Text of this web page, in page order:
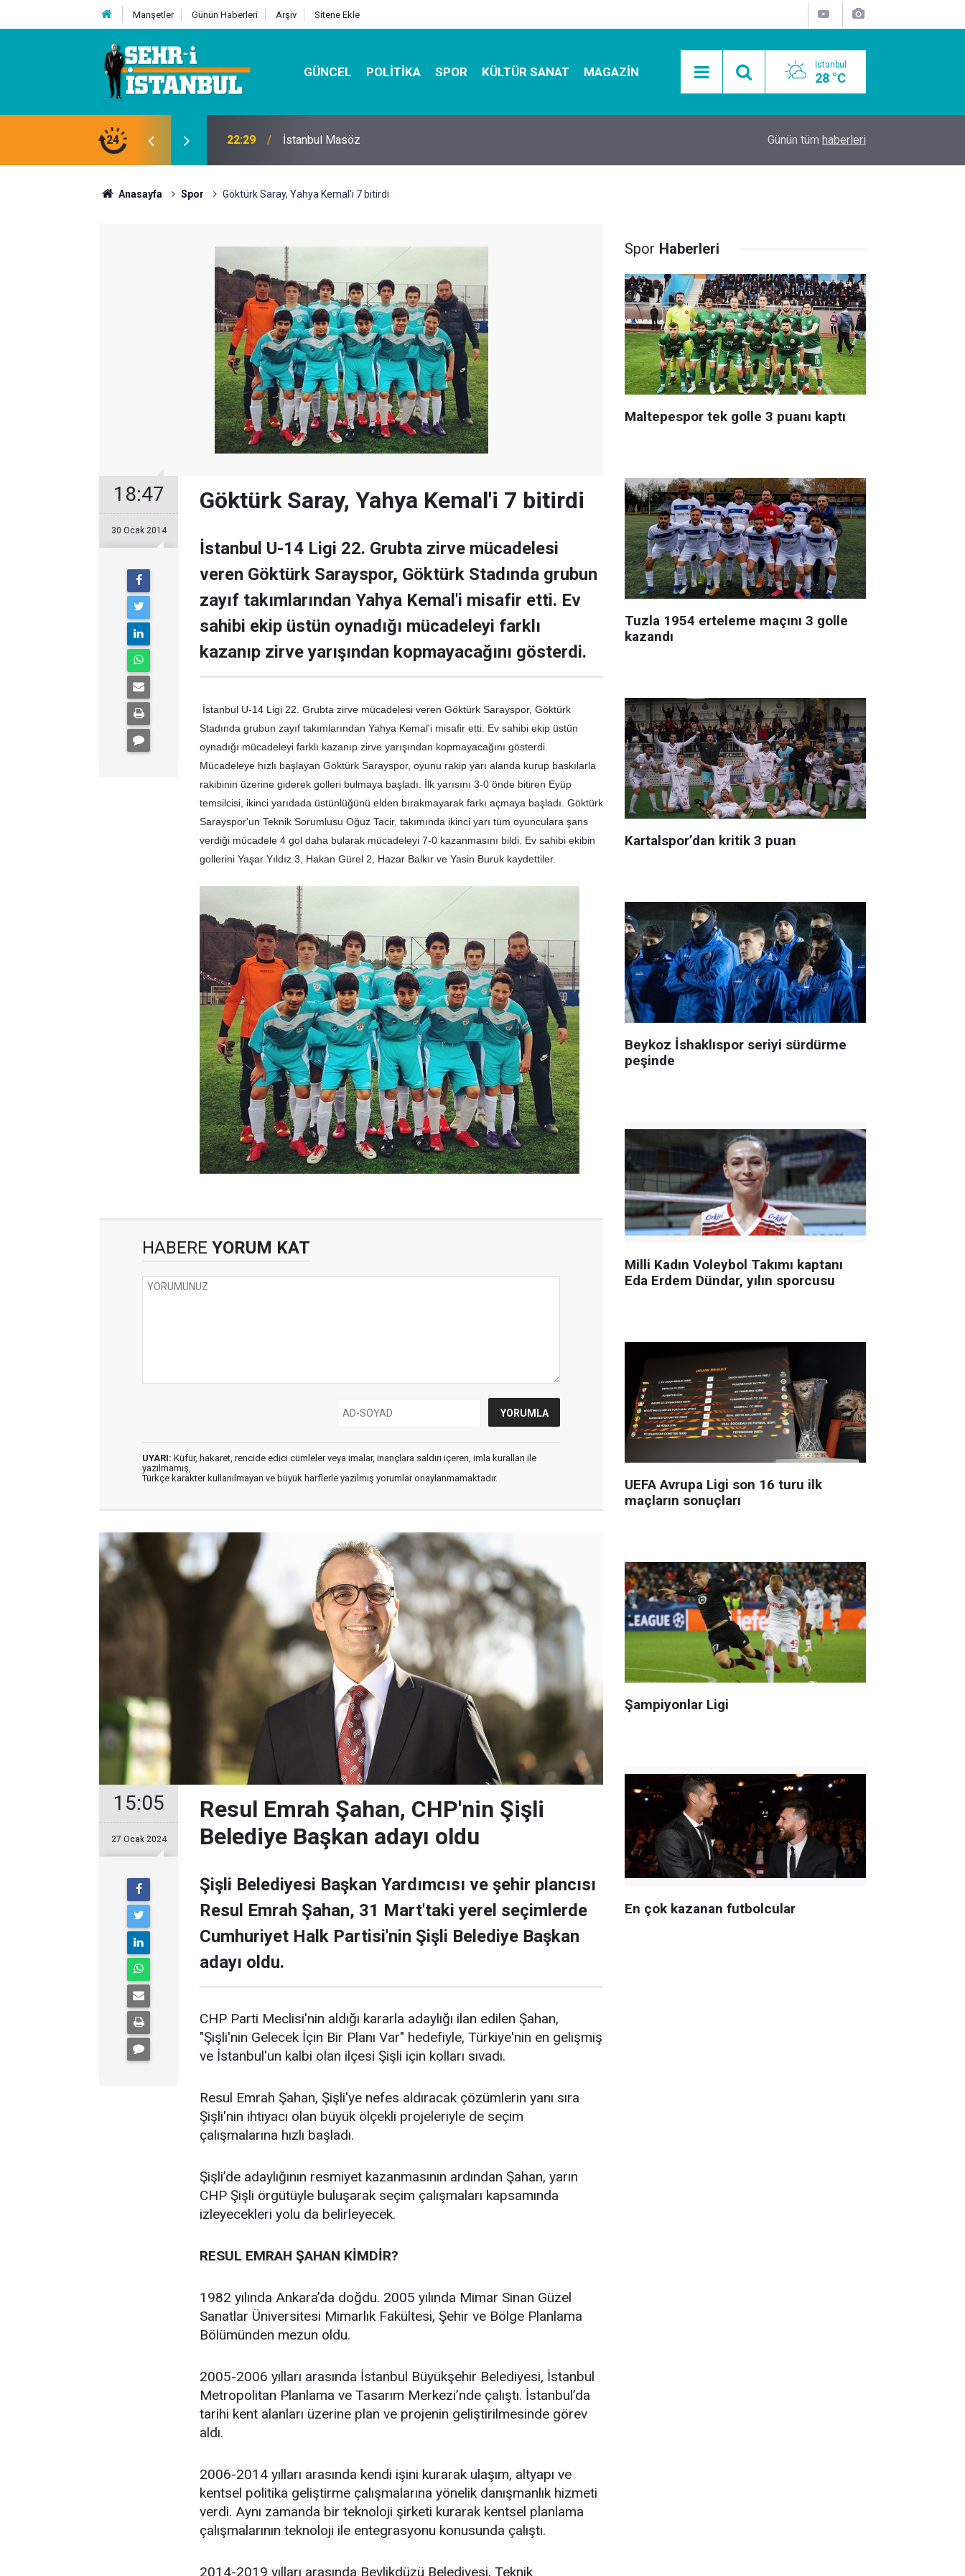
Manşetler Günün Haberleri Arşiv Sitene Ekle
GÜNCEL POLITIKA SPOR KÜLTÜR SANAT MAGAZIN İstanbul
28 °C
24 07:32 Kutu Sihirbazı ile Estetik, Dayanıklı ve Çevre Dostu Ambalaj Mobil Araçlarla Hayır Lokması Dağıtımının
Günün tüm haberleri
Anasayfa Spor Göktürk Saray, Yahya Kemal'i 7 bitirdi
18:47
30 Ocak 2014
Göktürk Saray, Yahya Kemal'i 7 bitirdi
İstanbul U-14 Ligi 22. Grubta zirve mücadelesi
veren Göktürk Sarayspor, Göktürk Stadında grubun
zayıf takımlarından Yahya Kemal'i misafir etti. Ev
sahibi ekip üstün oynadığı mücadeleyi farklı
kazanıp zirve yarışından kopmayacağını gösterdi.
İstanbul U-14 Ligi 22. Grubta zirve mücadelesi veren Göktürk Sarayspor, Göktürk
Stadında grubun zayıf takımlarından Yahya Kemal'i misafir etti. Ev sahibi ekip üstün
oynadığı mücadeleyi farklı kazanıp zirve yarışından kopmayacağını gösterdi.
Mücadeleye hızlı başlayan Göktürk Sarayspor, oyunu rakip yarı alanda kurup baskılarla
rakibinin üzerine giderek golleri bulmaya başladı. İlk yarısını 3-0 önde bitiren Eyüp
temsilcisi, ikinci yarıdada üstünlüğünü elden bırakmayarak farkı açmaya başladı. Göktürk
Sarayspor'un Teknik Sorumlusu Oğuz Tacir, takımında ikinci yarı tüm oyunculara şans
verdiği mücadele 4 gol daha bularak mücadeleyi 7-0 kazanmasını bildi. Ev sahibi ekibin
gollerini Yaşar Yıldız 3, Hakan Gürel 2, Hazar Balkır ve Yasin Buruk kaydettiler.
HABERE YORUM KAT
UYARI: Küfür, hakaret, rencide edici cümleler veya imalar, inançlara saldırı içeren, imla kuralları ile
yazılmamış,
Türkçe karakter kullanılmayan ve büyük harflerle yazılmış yorumlar onaylanmamaktadır.
15:05
27 Ocak 2024
Resul Emrah Şahan, CHP'nin Şişli
Belediye Başkan adayı oldu
Şişli Belediyesi Başkan Yardımcısı ve şehir plancısı
Resul Emrah Şahan, 31 Mart'taki yerel seçimlerde
Cumhuriyet Halk Partisi'nin Şişli Belediye Başkan
adayı oldu.
CHP Parti Meclisi'nin aldığı kararla adaylığı ilan edilen Şahan,
"Şişli'nin Gelecek İçin Bir Planı Var" hedefiyle, Türkiye'nin en gelişmiş
ve İstanbul'un kalbi olan ilçesi Şişli için kolları sıvadı.
Resul Emrah Şahan, Şişli'ye nefes aldıracak çözümlerin yanı sıra
Şişli'nin ihtiyacı olan büyük ölçekli projeleriyle de seçim
çalışmalarına hızlı başladı.
Şişli’de adaylığının resmiyet kazanmasının ardından Şahan, yarın
CHP Şişli örgütüyle buluşarak seçim çalışmaları kapsamında
izleyecekleri yolu da belirleyecek.
RESUL EMRAH ŞAHAN KİMDİR?
1982 yılında Ankara’da doğdu. 2005 yılında Mimar Sinan Güzel
Sanatlar Üniversitesi Mimarlık Fakültesi, Şehir ve Bölge Planlama
Bölümünden mezun oldu.
2005-2006 yılları arasında İstanbul Büyükşehir Belediyesi, İstanbul
Metropolitan Planlama ve Tasarım Merkezi’nde çalıştı. İstanbul’da
tarihi kent alanları üzerine plan ve projenin geliştirilmesinde görev
aldı.
2006-2014 yılları arasında kendi işini kurarak ulaşım, altyapı ve
kentsel politika geliştirme çalışmalarına yönelik danışmanlık hizmeti
verdi. Aynı zamanda bir teknoloji şirketi kurarak kentsel planlama
çalışmalarının teknoloji ile entegrasyonu konusunda çalıştı.
2014-2019 yılları arasında Beylikdüzü Belediyesi, Teknik
Spor Haberleri
Maltepespor tek golle 3 puanı kaptı
Tuzla 1954 erteleme maçını 3 golle
kazandı
Kartalspor’dan kritik 3 puan
Beykoz İshaklıspor seriyi sürdürme
peşinde
Milli Kadın Voleybol Takımı kaptanı
Eda Erdem Dündar, yılın sporcusu
UEFA Avrupa Ligi son 16 turu ilk
maçların sonuçları
Şampiyonlar Ligi
En çok kazanan futbolcular